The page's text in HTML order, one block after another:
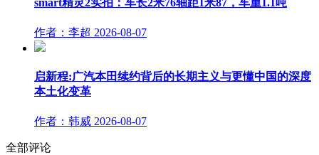
作者：李超 2026-08-07
启新程:广汽本田续约背后的长期主义与更懂中国的深度
本土化变革
作者：韩威 2026-08-07
全部评论